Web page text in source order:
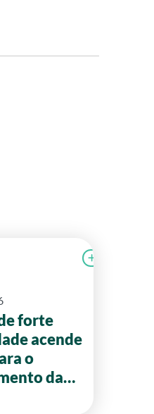
forte
acende
o
da